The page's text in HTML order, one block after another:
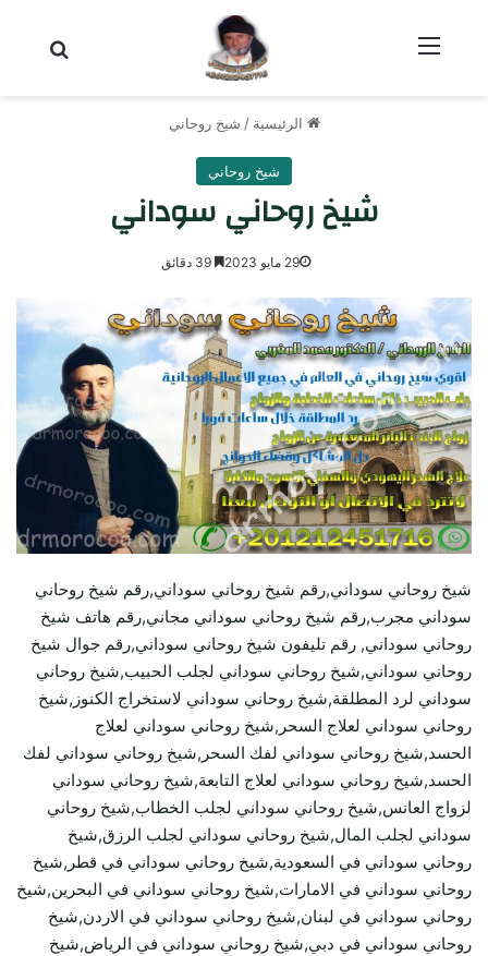
الرئيسية / شيخ روحاني
شيخ روحاني
شيخ روحاني سوداني
29 مايو 2023
شيخ روحاني سوداني,رقم شيخ روحاني سوداني,رقم شيخ روحاني
سوداني مجرب,رقم شيخ روحاني سوداني مجاني,رقم هاتف شيخ
روحاني سوداني, رقم تليفون شيخ روحاني سوداني,رقم جوال شيخ
روحاني سوداني,شيخ روحاني سوداني لجلب الحبيب,شيخ روحاني
سوداني لرد المطلقة,شيخ روحاني سوداني لاستخراج الكنوز,شيخ
روحاني سوداني لعلاج السحر,شيخ روحاني سوداني لعلاج
الحسد,شيخ روحاني سوداني لفك السحر,شيخ روحاني سوداني لفك
الحسد,شيخ روحاني سوداني لعلاج التابعة,شيخ روحاني سوداني
لزواج العانس,شيخ روحاني سوداني لجلب الخطاب,شيخ روحاني
سوداني لجلب المال,شيخ روحاني سوداني لجلب الرزق,شيخ
روحاني سوداني في السعودية,شيخ روحاني سوداني في قطر,شيخ
روحاني سوداني في الامارات,شيخ روحاني سوداني في البحرين,شيخ
روحاني سوداني في لبنان,شيخ روحاني سوداني في الاردن,شيخ
روحاني سوداني في دبي,شيخ روحاني سوداني في الرياض,شيخ